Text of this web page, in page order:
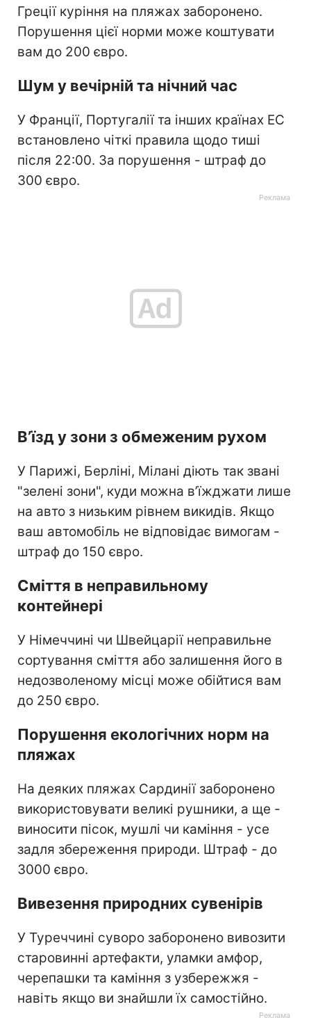
Греції куріння на пляжах заборонено.
Порушення цієї норми може коштувати
вам до 200 євро.
Шум у вечірній та нічний час
У Франції, Португалії та інших країнах ЕС
встановлено чіткі правила щодо тиші
після 22:00. За порушення - штраф до
300 євро.
В’їзд у зони з обмеженим рухом
У Парижі, Берліні, Мілані діють так звані
"зелені зони", куди можна в’їжджати лише
на авто з низьким рівнем викидів. Якщо
ваш автомобіль не відповідає вимогам -
штраф до 150 євро.
Сміття в неправильному
контейнері
У Німеччині чи Швейцарії неправильне
сортування сміття або залишення його в
недозволеному місці може обійтися вам
до 250 євро.
Порушення екологічних норм на
пляжах
На деяких пляжах Сардинії заборонено
використовувати великі рушники, а ще -
виносити пісок, мушлі чи каміння - усе
задля збереження природи. Штраф - до
3000 євро.
Вивезення природних сувенірів
У Туреччині суворо заборонено вивозити
старовинні артефакти, уламки амфор,
черепашки та каміння з узбережжя -
навіть якщо ви знайшли їх самостійно.